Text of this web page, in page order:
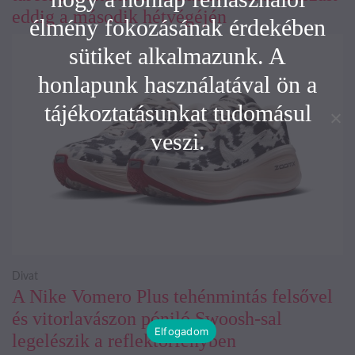
eddig a második hétvégéjén
A Nike Vomero Plus tehénmintás felsővel
és vitorlavászon póniló Swoosh-sal
legelészik a reflektorfényben
Divat
élmény fokozásának érdekében
sütiket alkalmazunk. A
honlapunk használatával ön a
tájékoztatásunkat tudomásul
veszi.
Elfogadom